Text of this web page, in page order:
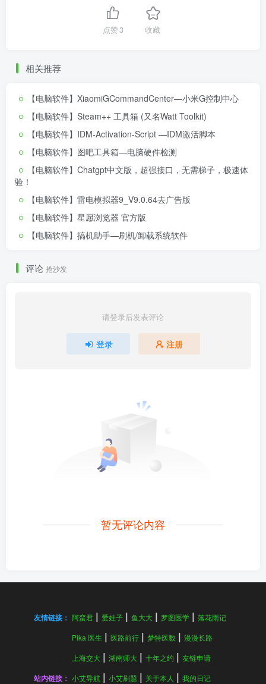
点赞3 收藏
相关推荐
【电脑软件】XiaomiGCommandCenter—小米G控制中心
【电脑软件】Steam++ 工具箱 (又名Watt Toolkit)
【电脑软件】IDM-Activation-Script —IDM激活脚本
【电脑软件】图吧工具箱—电脑硬件检测
【电脑软件】Chatgpt中文版，超强接口，无需梯子，极速体
验！
【电脑软件】雷电模拟器9_V9.0.64去广告版
【电脑软件】星愿浏览器 官方版
【电脑软件】搞机助手—刷机/卸载系统软件
评论 抢沙发
请登录后发表评论
登录 注册
暂无评论内容
友情链接： 阿蛮君 爱娃子 鱼大大 罗图医学 落花雨记
Pika 医生 医路前行 梦特医数 漫漫长路
上海交大 湖南师大 十年之约 友链申请
站内链接： 小艾导航 小艾刷题 关于本人 我的日记